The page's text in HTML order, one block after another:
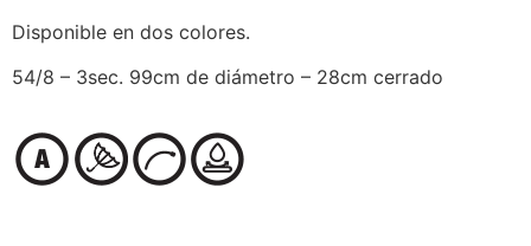
Disponible en dos colores.
54/8 – 3sec. 99cm de diámetro – 28cm cerrado